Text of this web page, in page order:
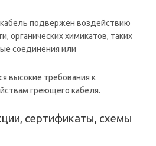
подвержен воздействию
органических химикатов, таких
соединения или
высокие требования к
греющего кабеля.
сертификаты, схемы